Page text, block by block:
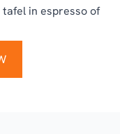
in espresso of